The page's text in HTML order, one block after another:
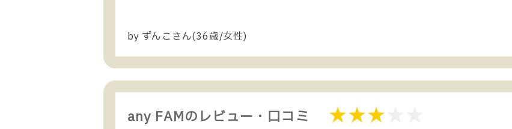
by ずんこさん(36歳/女性)
any FAMのレビュー・口コミ